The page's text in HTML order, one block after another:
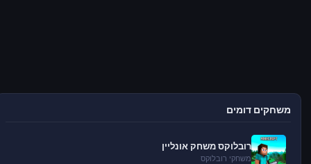
משחקים דומים
רובלוקס משחק אונליין
משחקי רובלוקס